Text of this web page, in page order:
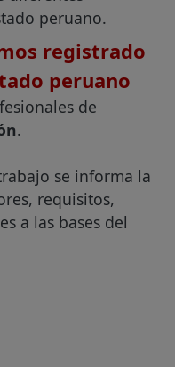
peruano.
registrado
peruano
de
.
se informa la
requisitos,
a las bases del